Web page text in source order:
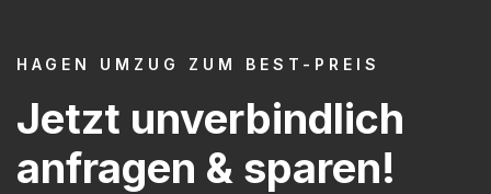
HAGEN UMZUG ZUM BEST-PREIS
Jetzt unverbindlich
anfragen & sparen!